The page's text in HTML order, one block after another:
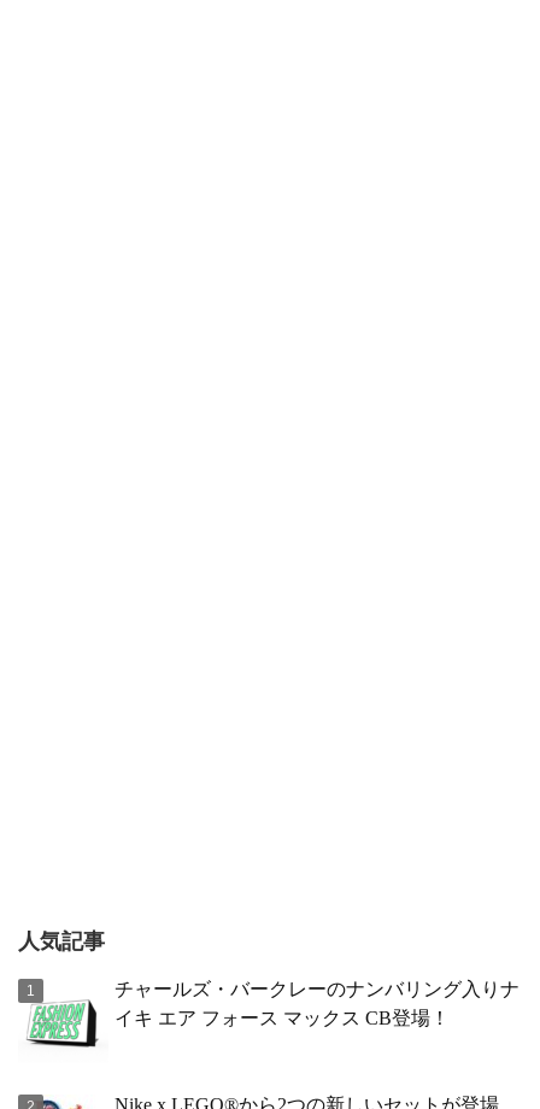
人気記事
チャールズ・バークレーのナンバリング入りナ
イキ エア フォース マックス CB登場！
Nike x LEGO®から2つの新しいセットが登場